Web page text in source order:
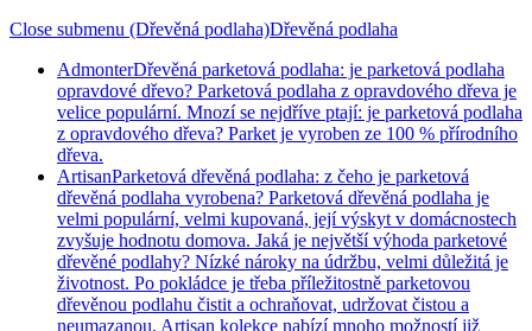
Close submenu (Dřevěná podlaha)Dřevěná podlaha
AdmonterDřevěná parketová podlaha: je parketová podlaha
opravdové dřevo? Parketová podlaha z opravdového dřeva je
velice populární. Mnozí se nejdříve ptají: je parketová podlaha
z opravdového dřeva? Parket je vyroben ze 100 % přírodního
dřeva.
ArtisanParketová dřevěná podlaha: z čeho je parketová
dřevěná podlaha vyrobena? Parketová dřevěná podlaha je
velmi populární, velmi kupovaná, její výskyt v domácnostech
zvyšuje hodnotu domova. Jaká je největší výhoda parketové
dřevěné podlahy? Nízké nároky na údržbu, velmi důležitá je
životnost. Po pokládce je třeba příležitostně parketovou
dřevěnou podlahu čistit a ochraňovat, udržovat čistou a
neumazanou. Artisan kolekce nabízí mnoho možností již